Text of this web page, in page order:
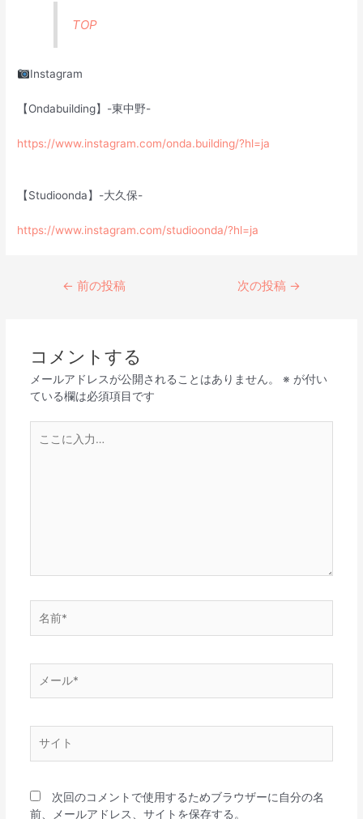
TOP
Instagram
【Ondabuilding】-東中野-
https://www.instagram.com/onda.building/?hl=ja
【Studioonda】-大久保-
https://www.instagram.com/studioonda/?hl=ja
← 前の投稿 次の投稿 →
コメントする
メールアドレスが公開されることはありません。 ※ が付い
ている欄は必須項目です
前
ー
次回のコメントで使用するためブラウザーに自分の名
前、メールアドレス、サイトを保存する。